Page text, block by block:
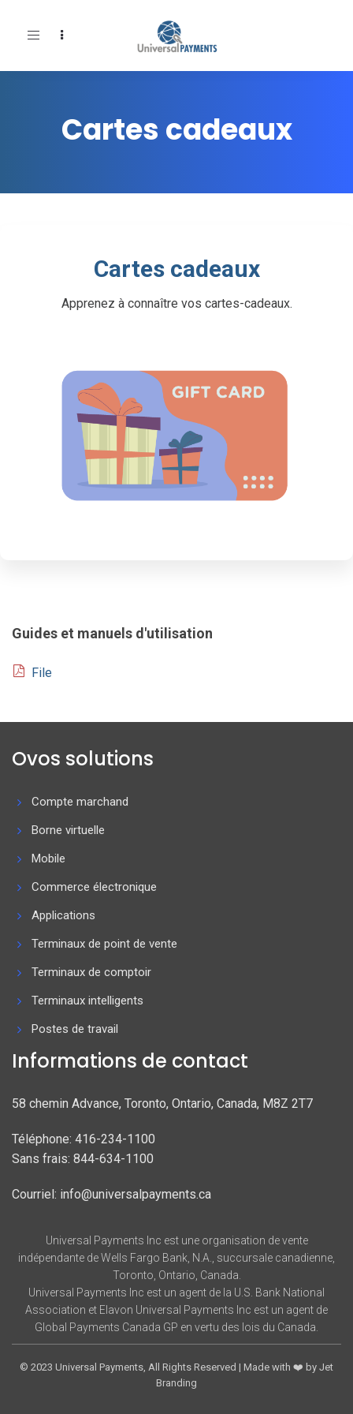
Toggle
Cartes cadeaux
Cartes cadeaux
Apprenez à connaître vos cartes-cadeaux.
Guides et manuels d'utilisation
File
Ovos solutions
Compte marchand
Borne virtuelle
Mobile
Commerce électronique
Applications
Terminaux de point de vente
Terminaux de comptoir
Terminaux intelligents
Postes de travail
Informations de contact
58 chemin Advance, Toronto, Ontario, Canada, M8Z 2T7
Téléphone: 416-234-1100
Sans frais: 844-634-1100
Courriel: info@universalpayments.ca
Universal Payments Inc est une organisation de vente
indépendante de Wells Fargo Bank, N.A., succursale canadienne,
Toronto, Ontario, Canada.
Universal Payments Inc est un agent de la U.S. Bank National
Association et Elavon Universal Payments Inc est un agent de
Global Payments Canada GP en vertu des lois du Canada.
© 2023 Universal Payments, All Rights Reserved | Made with ❤️ by Jet
Branding